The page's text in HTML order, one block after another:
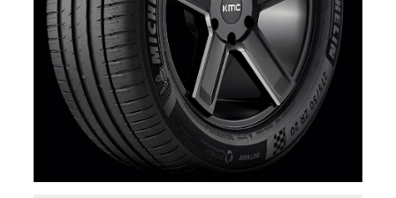
PRIMACY SUV